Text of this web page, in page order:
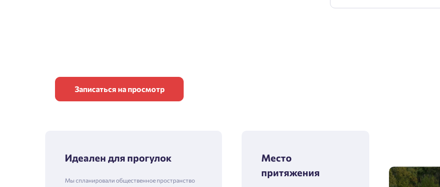
Записаться на просмотр
Идеален для прогулок
Мы спланировали общественное пространство
Место
притяжения